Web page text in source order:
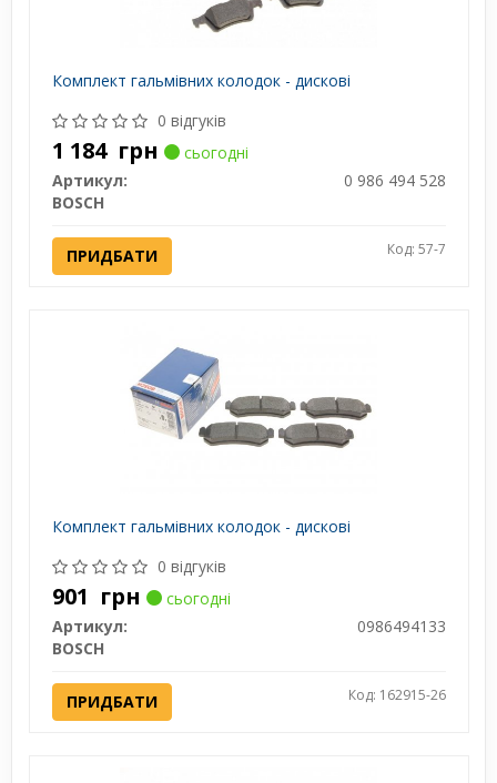
Комплект гальмівних колодок - дискові
0 відгуків
1 184 грн
сьогодні
Артикул:
0 986 494 528
BOSCH
ПРИДБАТИ Код: 57-7
Комплект гальмівних колодок - дискові
0 відгуків
901 грн
сьогодні
Артикул:
0986494133
BOSCH
ПРИДБАТИ Код: 162915-26